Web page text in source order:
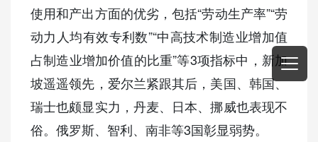
使用和产出方面的优劣，包括“劳动生产率”“劳
动力人均有效专利数”“中高技术制造业增加值
占制造业增加价值的比重”等3项指标中，新加
坡遥遥领先，爱尔兰紧跟其后，美国、韩国、
瑞士也颇显实力，丹麦、日本、挪威也表现不
俗。俄罗斯、智利、南非等3国彰显弱势。